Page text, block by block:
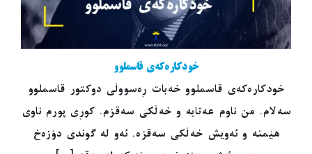
خودکارەکەی قاسملوو
خودکارەکەی قاسملوو خەبات ڕەسووڵی دوکتور قاسملوو
سەلام. من ناوم عەتایە و خەڵکی سەقزم. کوڕی پورم ناوی
هێمنە و ئەویش خەڵکی سەقزە. ئەو لە گوندی دۆزەخ